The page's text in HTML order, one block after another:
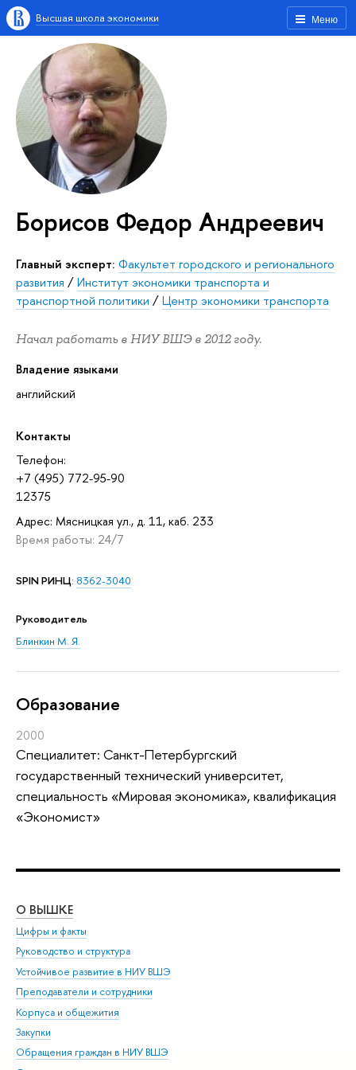
Меню
Высшая школа экономики
Борисов Федор Андреевич
Главный эксперт: Факультет городского и регионального
развития /Институт экономики транспорта и
транспортной политики /Центр экономики транспорта
Начал работать в НИУ ВШЭ в 2012 году.
Владение языками
английский
Контакты
Телефон:
+7 (495) 772-95-90
12375
Адрес: Мясницкая ул., д. 11, каб. 233
Время работы: 24/7
SPIN РИНЦ: 8362-3040
Руководитель
Блинкин М. Я.
Oбразование
2000
Специалитет: Санкт-Петербургский
государственный технический университет,
специальность «Мировая экономика», квалификация
«Экономист»
О ВЫШКЕ
Цифры и факты
Руководство и структура
Устойчивое развитие в НИУ ВШЭ
Преподаватели и сотрудники
Корпуса и общежития
Закупки
Обращения граждан в НИУ ВШЭ